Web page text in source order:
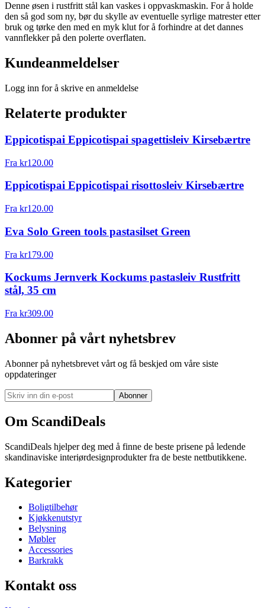
Denne øsen i rustfritt stål kan vaskes i oppvaskmaskin. For å holde
den så god som ny, bør du skylle av eventuelle syrlige matrester etter
bruk og tørke den med en myk klut for å forhindre at det dannes
vannflekker på den polerte overflaten.
Kundeanmeldelser
Logg inn for å skrive en anmeldelse
Relaterte produkter
Eppicotispai Eppicotispai spagettisleiv Kirsebærtre
Fra kr120.00
Eppicotispai Eppicotispai risottosleiv Kirsebærtre
Fra kr120.00
Eva Solo Green tools pastasilset Green
Fra kr179.00
Kockums Jernverk Kockums pastasleiv Rustfritt
stål, 35 cm
Fra kr309.00
Abonner på vårt nyhetsbrev
Abonner på nyhetsbrevet vårt og få beskjed om våre siste
oppdateringer
Abonner
Om ScandiDeals
ScandiDeals hjelper deg med å finne de beste prisene på ledende
skandinaviske interiørdesignprodukter fra de beste nettbutikkene.
Kategorier
Boligtilbehør
Kjøkkenutstyr
Belysning
Møbler
Accessories
Barkrakk
Kontakt oss